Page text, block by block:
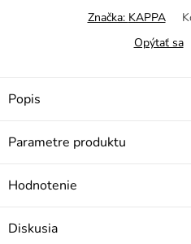
Značka: KAPPA
Opýtať sa
Popis
Parametre produktu
Hodnotenie
Diskusia